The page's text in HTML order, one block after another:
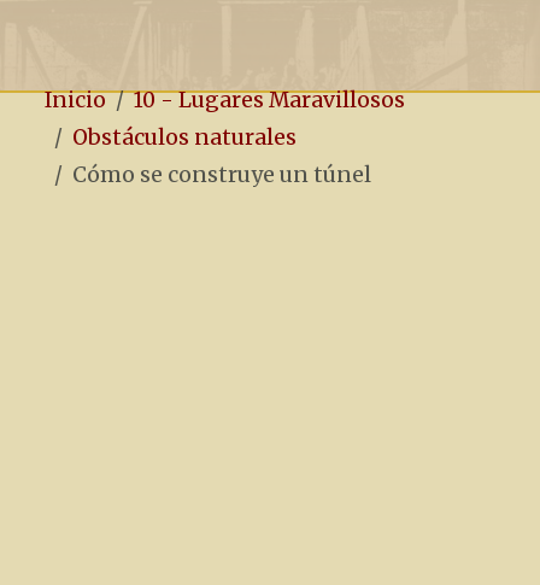
Inicio
10 - Lugares Maravillosos
Obstáculos naturales
Cómo se construye un túnel